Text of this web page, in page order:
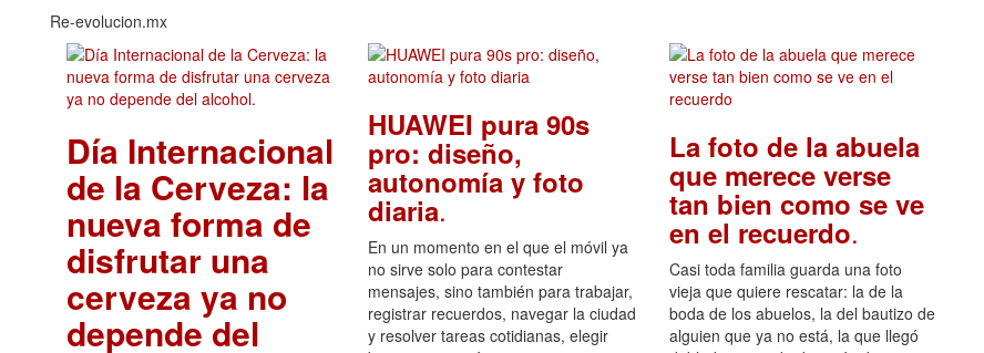
Re-evolucion.mx
Día Internacional
de la Cerveza: la
nueva forma de
disfrutar una
cerveza ya no
depende del
HUAWEI pura 90s
pro: diseño,
autonomía y foto
diaria.
En un momento en el que el móvil ya
no sirve solo para contestar
mensajes, sino también para trabajar,
registrar recuerdos, navegar la ciudad
y resolver tareas cotidianas, elegir
La foto de la abuela
que merece verse
tan bien como se ve
en el recuerdo.
Casi toda familia guarda una foto
vieja que quiere rescatar: la de la
boda de los abuelos, la del bautizo de
alguien que ya no está, la que llegó